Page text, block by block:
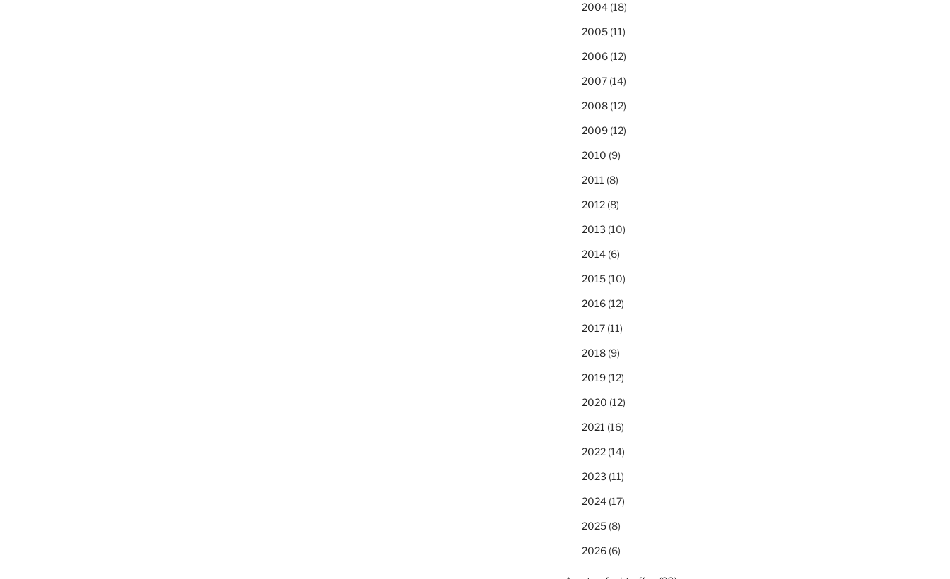
2004(18)
2005(11)
2006(12)
2007(14)
2008(12)
2009(12)
2010 (9)
2011 (8)
2012(8)
2013 (10)
2014(6)
2015(10)
2016(12)
2017(11)
2018(9)
2019(12)
2020 (12)
2021 (16)
2022(14)
2023 (11)
2024(17)
2025(8)
2026(6)